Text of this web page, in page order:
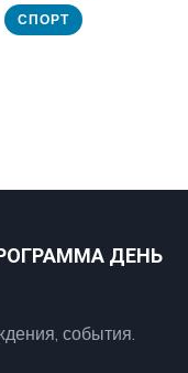
СПОРТ
ДЕНЬ
события.